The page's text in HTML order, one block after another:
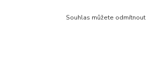
Souhlas můžete odmítnout